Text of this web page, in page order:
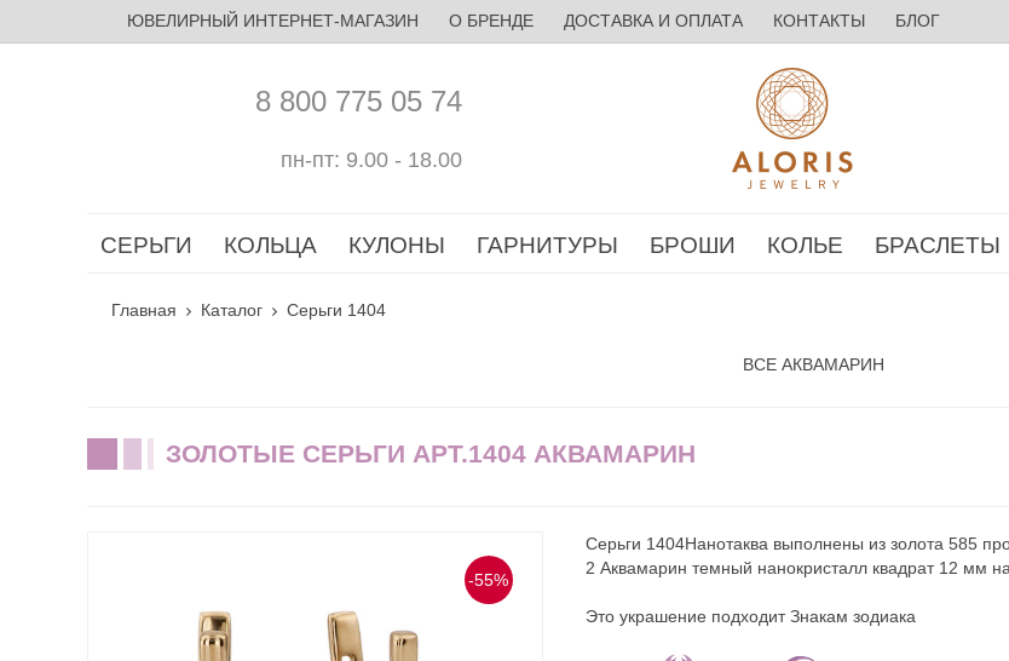
ЮВЕЛИРНЫЙ ИНТЕРНЕТ-МАГАЗИН О БРЕНДЕ ДОСТАВКА И ОПЛАТА КОНТАКТЫ БЛОГ
8 800 775 05 74
пн-пт: 9.00 - 18.00
СЕРЬГИ КОЛЬЦА КУЛОНЫ ГАРНИТУРЫ БРОШИ КОЛЬЕ БРАСЛЕТЫ
Главная Каталог Серьги 1404
ВСЕ АКВАМАРИН
ЗОЛОТЫЕ СЕРЬГИ АРТ.1404 АКВАМАРИН
-55%
Серьги 1404Нанотаква выполнены из золота 585
2 Аквамарин темный нанокристалл квадрат 12 мм
Это украшение подходит Знакам зодиака